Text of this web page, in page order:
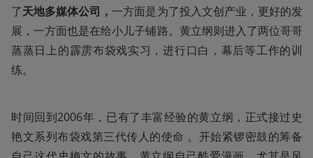
了天地多媒体公司， 一方面是为了投入文创产业，更好的发
展，一方面也是在给小儿子铺路。黄立纲则进入了两位哥哥
蒸蒸日上的霹雳布袋戏实习，进行口白，幕后等工作的训
练。
时间回到2006年，已有了丰富经验的黄立纲，正式接过史
艳文系列布袋戏第三代传人的使命 。开始紧锣密鼓的筹备